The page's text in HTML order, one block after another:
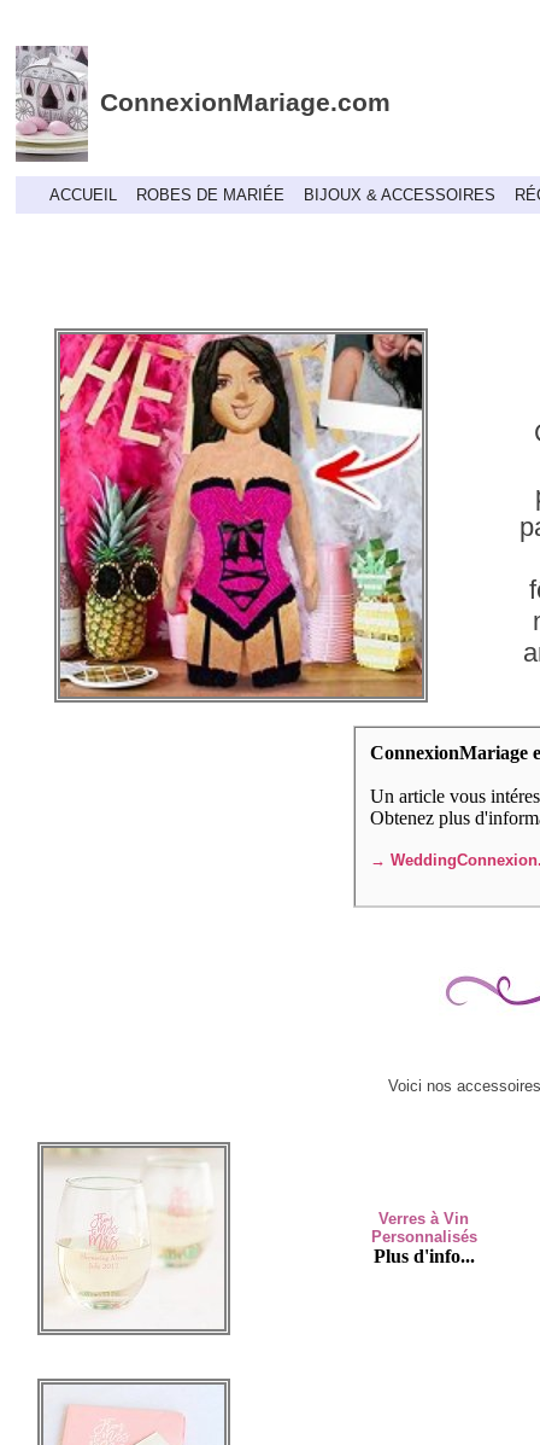
ConnexionMariage.com
ACCUEIL ROBES DE MARIÉE BIJOUX & ACCESSOIRES
ConnexionMariage
Un article vous
Obtenez plus
→
Voici nos
Verres à Vin
Personnalisés
Plus d'info...